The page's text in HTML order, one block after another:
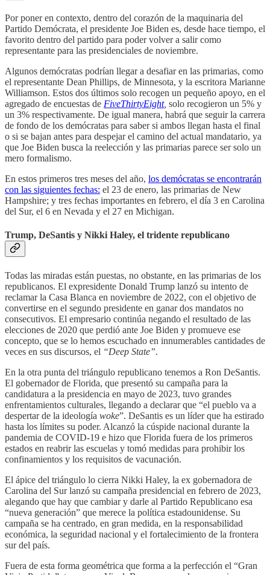
Por poner en contexto, dentro del corazón de la maquinaria del
Partido Demócrata, el presidente Joe Biden es, desde hace tiempo, el
favorito dentro del partido para poder volver a salir como
representante para las presidenciales de noviembre.
Algunos demócratas podrían llegar a desafiar en las primarias, como
el representante Dean Phillips, de Minnesota, y la escritora Marianne
Williamson. Estos dos últimos solo recogen un pequeño apoyo, en el
agregado de encuestas de FiveThirtyEight, solo recogieron un 5% y
un 3% respectivamente. De igual manera, habrá que seguir la carrera
de fondo de los demócratas para saber si ambos llegan hasta el final
o si se bajan antes para despejar el camino del actual mandatario, ya
que Joe Biden busca la reelección y las primarias parece ser solo un
mero formalismo.
En estos primeros tres meses del año, los demócratas se encontrarán
con las siguientes fechas: el 23 de enero, las primarias de New
Hampshire; y tres fechas importantes en febrero, el día 3 en Carolina
del Sur, el 6 en Nevada y el 27 en Michigan.
Trump, DeSantis y Nikki Haley, el tridente republicano
Todas las miradas están puestas, no obstante, en las primarias de los
republicanos. El expresidente Donald Trump lanzó su intento de
reclamar la Casa Blanca en noviembre de 2022, con el objetivo de
convertirse en el segundo presidente en ganar dos mandatos no
consecutivos. El empresario continúa negando el resultado de las
elecciones de 2020 que perdió ante Joe Biden y promueve ese
concepto, que se lo hemos escuchado en innumerables cantidades de
veces en sus discursos, el “Deep State”.
En la otra punta del triángulo republicano tenemos a Ron DeSantis.
El gobernador de Florida, que presentó su campaña para la
candidatura a la presidencia en mayo de 2023, tuvo grandes
enfrentamientos culturales, llegando a declarar que “el pueblo va a
despertar de la ideología woke”. DeSantis es un líder que ha estirado
hasta los límites su poder. Alcanzó la cúspide nacional durante la
pandemia de COVID-19 e hizo que Florida fuera de los primeros
estados en reabrir las escuelas y tomó medidas para prohibir los
confinamientos y los requisitos de vacunación.
El ápice del triángulo lo cierra Nikki Haley, la ex gobernadora de
Carolina del Sur lanzó su campaña presidencial en febrero de 2023,
alegando que hay que cambiar y darle al Partido Republicano esa
“nueva generación” que merece la política estadounidense. Su
campaña se ha centrado, en gran medida, en la responsabilidad
económica, la seguridad nacional y el fortalecimiento de la frontera
sur del país.
Fuera de esta forma geométrica que forma a la perfección el “Gran